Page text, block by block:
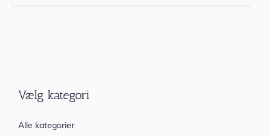
Vælg kategori
Alle kategorier